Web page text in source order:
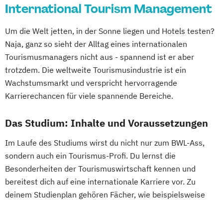
International Tourism Management
Um die Welt jetten, in der Sonne liegen und Hotels testen?
Naja, ganz so sieht der Alltag eines internationalen
Tourismusmanagers nicht aus - spannend ist er aber
trotzdem. Die weltweite Tourismusindustrie ist ein
Wachstumsmarkt und verspricht hervorragende
Karrierechancen für viele spannende Bereiche.
Das Studium: Inhalte und Voraussetzungen
Im Laufe des Studiums wirst du nicht nur zum BWL-Ass,
sondern auch ein Tourismus-Profi. Du lernst die
Besonderheiten der Tourismuswirtschaft kennen und
bereitest dich auf eine internationale Karriere vor. Zu
deinem Studienplan gehören Fächer, wie beispielsweise